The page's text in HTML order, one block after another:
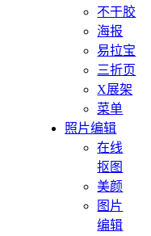
不干胶
海报
易拉宝
三折页
X展架
菜单
照片编辑
在线
抠图
美颜
图片
编辑